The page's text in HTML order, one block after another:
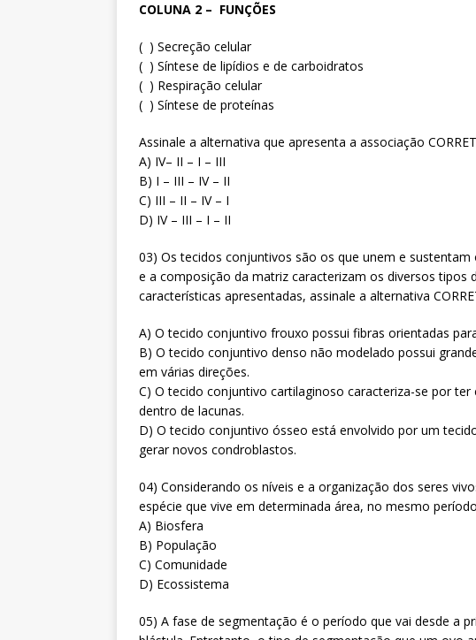
COLUNA 2 – FUNÇÕES
( ) Secreção celular
( ) Síntese de lipídios e de carboidratos
( ) Respiração celular
( ) Síntese de proteínas
Assinale a alternativa que apresenta a associação
A) IV– II – I – III
B) I – III – IV – II
C) III – II – IV – I
D) IV – III – I – II
03) Os tecidos conjuntivos são os que unem e
e a composição da matriz caracterizam os diversos tipos
características apresentadas, assinale a alternativa
A) O tecido conjuntivo frouxo possui fibras orientadas
B) O tecido conjuntivo denso não modelado possui
em várias direções.
C) O tecido conjuntivo cartilaginoso caracteriza-se por
dentro de lacunas.
D) O tecido conjuntivo ósseo está envolvido por um
gerar novos condroblastos.
04) Considerando os níveis e a organização dos seres
espécie que vive em determinada área, no mesmo
A) Biosfera
B) População
C) Comunidade
D) Ecossistema
05) A fase de segmentação é o período que vai desde a